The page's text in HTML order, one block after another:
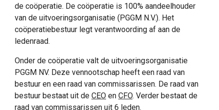
de coöperatie. De coöperatie is 100% aandeelhouder
van de uitvoeringsorganisatie (PGGM N.V.). Het
coöperatiebestuur legt verantwoording af aan de
ledenraad.
Onder de coöperatie valt de uitvoeringsorganisatie
PGGM NV. Deze vennootschap heeft een raad van
bestuur en een raad van commissarissen. De raad van
bestuur bestaat uit de CEO en CFO. Verder bestaat de
raad van commissarissen uit 6 leden.